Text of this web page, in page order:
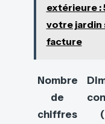
extérieure :
votre jardin
facture
Nombre
de
chiffres